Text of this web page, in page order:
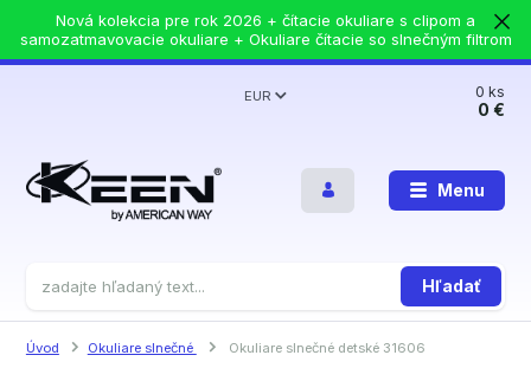
Nová kolekcia pre rok 2026 + čítacie okuliare s clipom a
samozatmavovacie okuliare + Okuliare čítacie so slnečným filtrom
Menu
EUR
Hľadať
0ks
0 €
Úvod Okuliare slnečné Okuliare slnečné detské 31606